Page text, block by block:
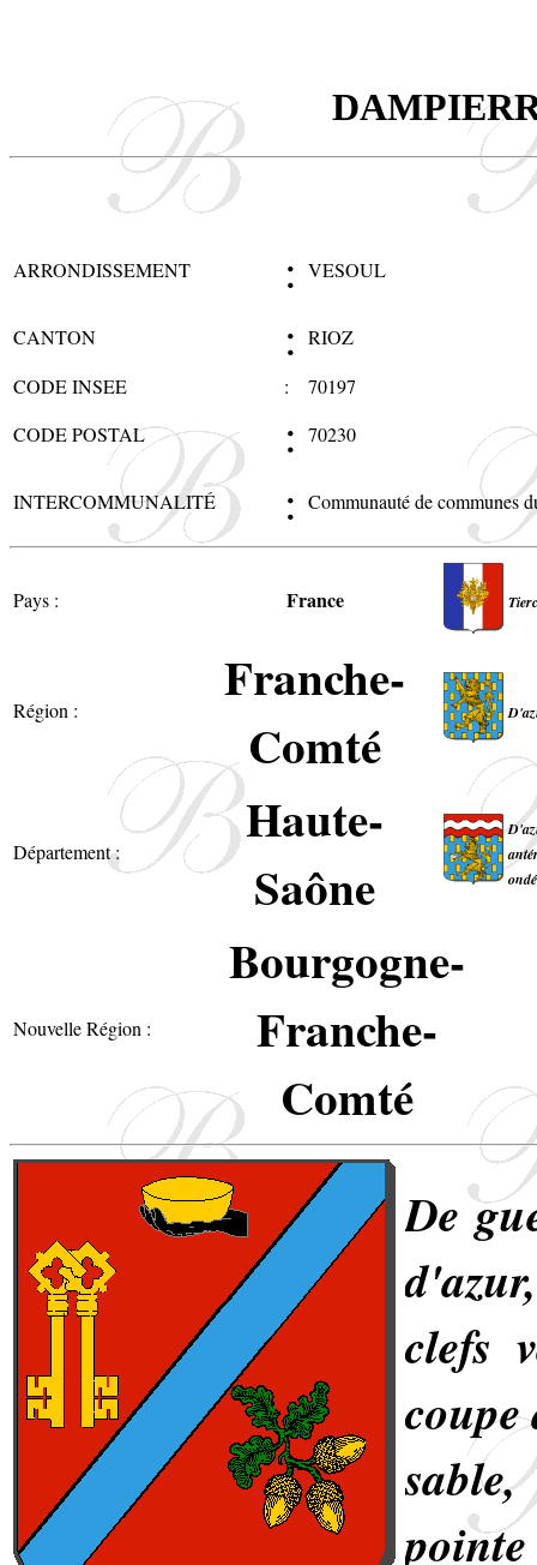
ARRONDISSEMENT : VESOUL
CANTON : RIOZ
CODE INSEE
:
70197
CODE POSTAL
: 70230
INTERCOMMUNALITÉ : Communauté de communes
Pays : France
Région :
Franche-
Comté
Département :
Haute-
Saône
Nouvelle Région :
Bourgogne-
Franche-
Comté
De
clefs
coupe